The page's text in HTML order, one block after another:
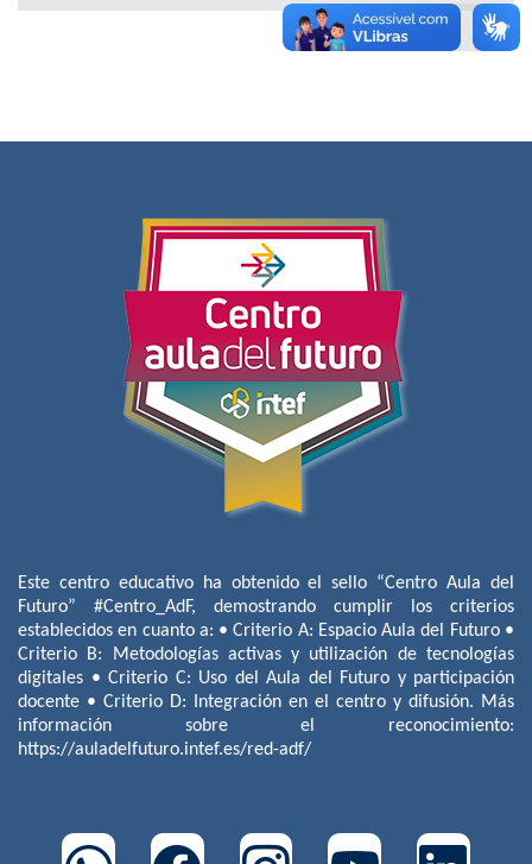
Este centro educativo ha obtenido el sello “Centro Aula del
Futuro” #Centro_AdF, demostrando cumplir los criterios
establecidos en cuanto a: • Criterio A: Espacio Aula del Futuro •
Criterio B: Metodologías activas y utilización de tecnologías
digitales • Criterio C: Uso del Aula del Futuro y participación
docente • Criterio D: Integración en el centro y difusión. Más
información sobre el reconocimiento:
https://auladelfuturo.intef.es/red-adf/